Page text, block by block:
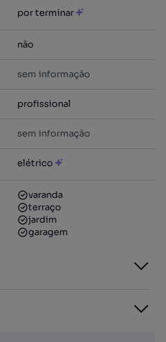
por terminar
não
sem informação
profissional
sem informação
elétrico
varanda
terraço
jardim
garagem